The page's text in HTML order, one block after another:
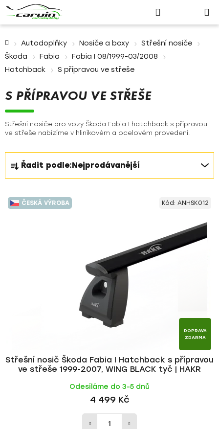
Přihlášení
košík
Autodoplňky Nosiče a boxy
Střešní nosiče
Škoda
Fabia
Fabia I 08/1999-03/2008
Hatchback
S přípravou ve střeše
S PŘÍPRAVOU VE STŘEŠE
Střešní nosiče pro vozy Škoda Fabia I hatchback s přípravou
ve střeše nabízíme v hliníkovém a ocelovém provedení.
Ř
a
z
e
n
Řadit podle:Nejprodávanější
V
ý
ČESKÁ VÝROBA
DOPRAVA
ZDARMA
Střešní nosič Škoda Fabia I Hatchback s přípravou
ve střeše 1999-2007, WING BLACK tyč | HAKR
Odesíláme do 3-5 dnů
4 499 Kč
Kód: ANHSK012